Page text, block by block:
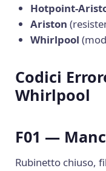
Hotpoint-
Ariston
Whirlpool
Codici
Whirlpool
F01 —
Rubinetto chiuso,